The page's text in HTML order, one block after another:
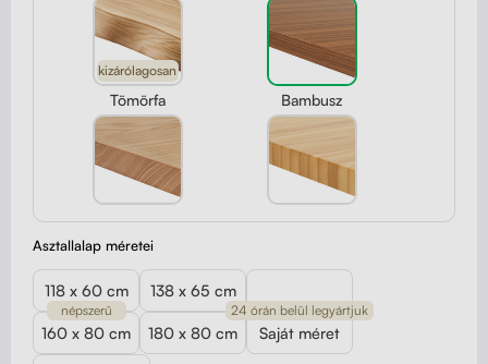
kizárólagosan
Tömörfa Bambusz
Asztallalap méretei
118 x 60 cm 138 x 65 cm
160 x 80 cm
népszerű
180 x 80 cm Saját méret
24 órán belül legyártjuk